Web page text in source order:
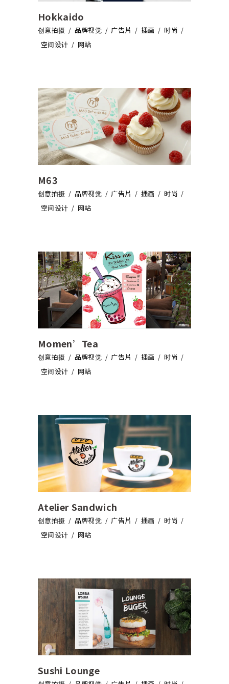
Hokkaido
创意拍摄 品牌视觉 广告片 插画
时尚
空间设计
网站
M63
创意拍摄 品牌视觉 广告片 插画
时尚
空间设计
网站
Momen’Tea
创意拍摄 品牌视觉 广告片 插画
时尚
空间设计
网站
Atelier Sandwich
创意拍摄 品牌视觉 广告片 插画
时尚
空间设计
网站
Sushi Lounge